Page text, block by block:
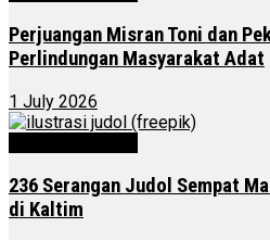
Perjuangan Misran Toni dan
Perlindungan Masyarakat Adat
1 July 2026
236 Serangan Judol Sempat
di Kaltim